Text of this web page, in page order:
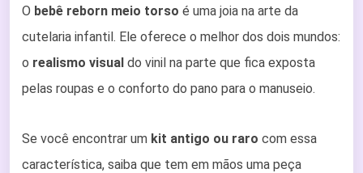
O bebê reborn meio torso é uma joia na arte da
cutelaria infantil. Ele oferece o melhor dos dois mundos:
o realismo visual do vinil na parte que fica exposta
pelas roupas e o conforto do pano para o manuseio.
Se você encontrar um kit antigo ou raro com essa
característica, saiba que tem em mãos uma peça